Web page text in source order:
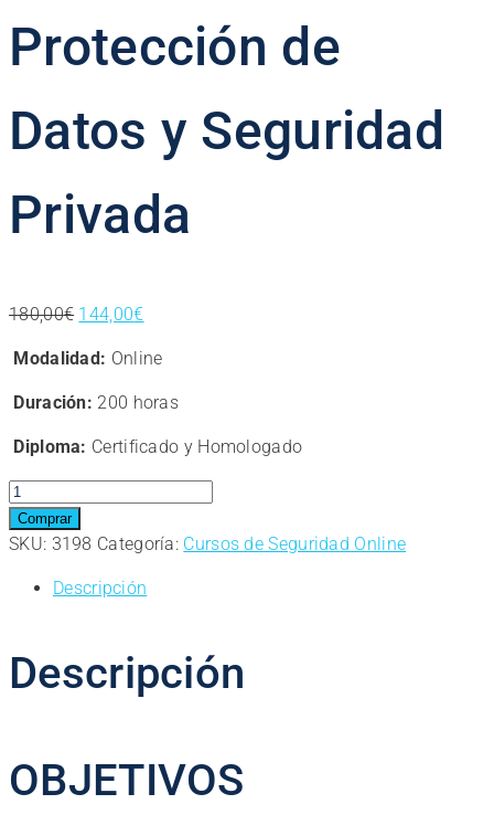
Protección de
Datos y Seguridad
Privada
180,00€ El
original
era:
144,00€
actual
Modalidad: Online
Duración: 200 horas
Diploma: Certificado y Homologado
Curso
online.
Experto
Videovigilancia,
Datos
cantidad
Comprar
SKU: 3198 Categoría: Cursos de Seguridad Online
Descripción
Descripción
OBJETIVOS